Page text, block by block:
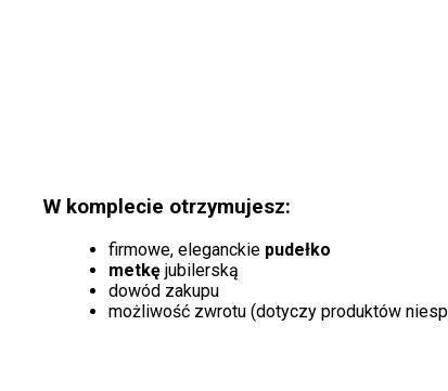
W komplecie otrzymujesz:
firmowe, eleganckie pudełko
metkę jubilerską
dowód zakupu
możliwość zwrotu (dotyczy produktów